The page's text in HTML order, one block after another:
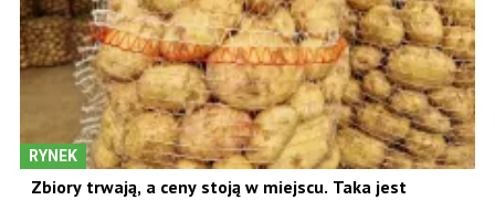
RYNEK
Zbiory trwają, a ceny stoją w miejscu. Taka jest